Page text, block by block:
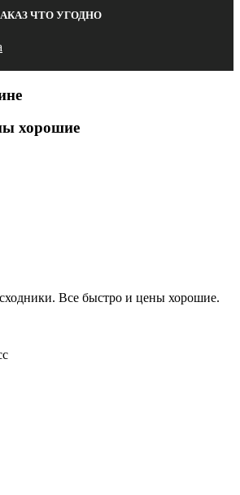
ЧТО УГОДНО
хорошие
Все быстро и цены хорошие.